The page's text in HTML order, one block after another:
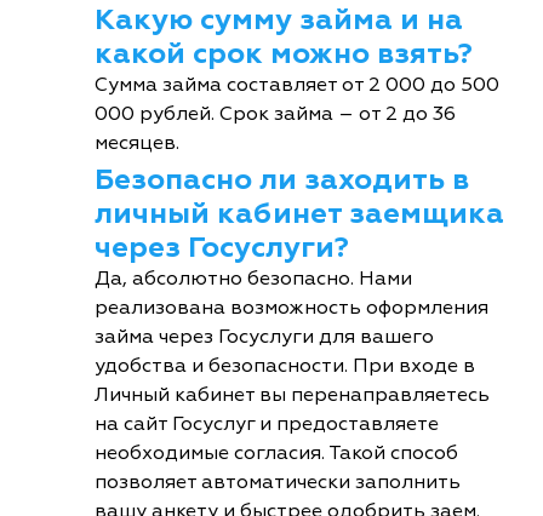
Какую сумму займа и на
какой срок можно взять?
Сумма займа составляет от 2 000 до 500
000 рублей. Срок займа – от 2 до 36
месяцев.
Безопасно ли заходить в
личный кабинет заемщика
через Госуслуги?
Да, абсолютно безопасно. Нами
реализована возможность оформления
займа через Госуслуги для вашего
удобства и безопасности. При входе в
Личный кабинет вы перенаправляетесь
на сайт Госуслуг и предоставляете
необходимые согласия. Такой способ
позволяет автоматически заполнить